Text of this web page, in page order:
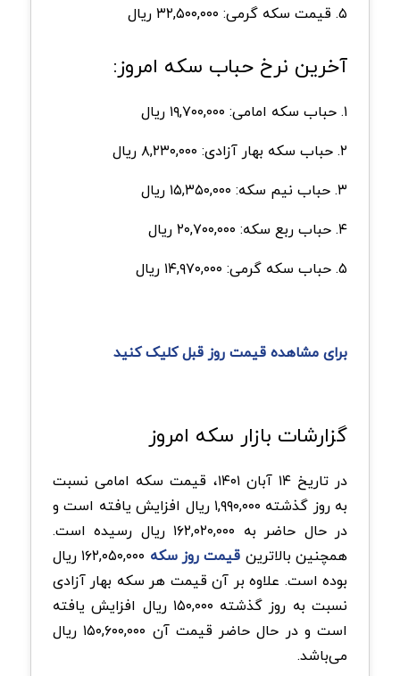
۵. قیمت سکه گرمی: ۳۲,۵۰۰,۰۰۰ ریال
آخرین نرخ حباب سکه امروز:
۱. حباب سکه امامی: ۱۹,۷۰۰,۰۰۰ ریال
۲. حباب سکه بهار آزادی: ۸,۲۳۰,۰۰۰ ریال
۳. حباب نیم سکه: ۱۵,۳۵۰,۰۰۰ ریال
۴. حباب ربع سکه: ۲۰,۷۰۰,۰۰۰ ریال
۵. حباب سکه گرمی: ۱۴,۹۷۰,۰۰۰ ریال
برای مشاهده قیمت روز قبل کلیک کنید
گزارشات بازار سکه امروز
در تاریخ ۱۴ آبان ۱۴۰۱، قیمت سکه امامی نسبت
به روز گذشته ۱,۹۹۰,۰۰۰ ریال افزایش یافته است و
در حال حاضر به ۱۶۲,۰۲۰,۰۰۰ ریال رسیده است.
همچنین بالاترین قیمت روز سکه
۱۶۲,۰۵۰,۰۰۰ ریال
بوده است. علاوه بر آن قیمت هر سکه بهار آزادی
نسبت به روز گذشته ۱۵۰,۰۰۰ ریال افزایش یافته
است و در حال حاضر قیمت آن ۱۵۰,۶۰۰,۰۰۰ ریال
می‌باشد.